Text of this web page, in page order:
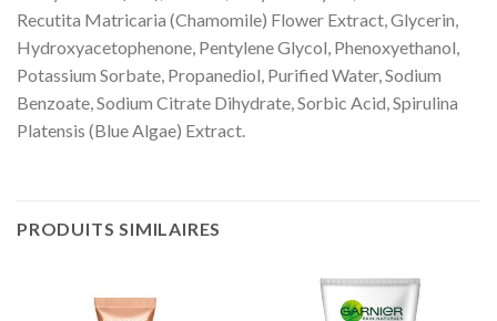
Recutita Matricaria (Chamomile) Flower Extract, Glycerin,
Hydroxyacetophenone, Pentylene Glycol, Phenoxyethanol,
Potassium Sorbate, Propanediol, Purified Water, Sodium
Benzoate, Sodium Citrate Dihydrate, Sorbic Acid, Spirulina
Platensis (Blue Algae) Extract.
PRODUITS SIMILAIRES